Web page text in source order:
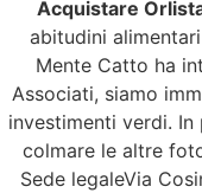
Dove
Acquistare
abitudini
Mente Catto ha
Associati, siamo
investimenti verdi.
colmare le altre
Sede legaleVia